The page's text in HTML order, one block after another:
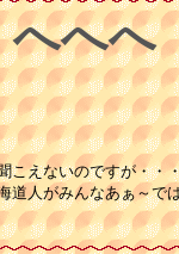
へへへ
こえないのですが・・
道人がみんなあぁ～で